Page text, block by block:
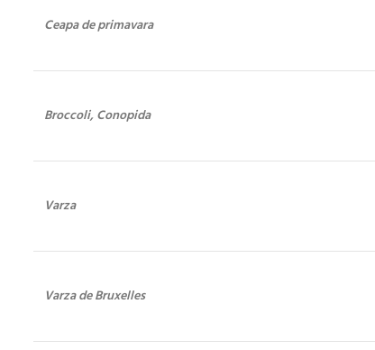
Ceapa de primavara
Broccoli, Conopida
Varza
Varza de Bruxelles